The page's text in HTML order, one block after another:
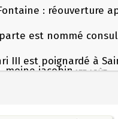
: réouverture
est nommé
III est poignardé à
moine jacobin 1ER AOÛT